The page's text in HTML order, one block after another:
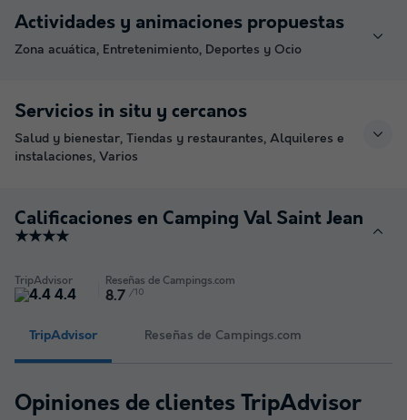
Actividades y animaciones propuestas
Zona acuática, Entretenimiento, Deportes y Ocio
Servicios in situ y cercanos
Salud y bienestar, Tiendas y restaurantes, Alquileres e
instalaciones, Varios
Calificaciones en Camping Val Saint Jean
★★★★
TripAdvisor
4.4
Reseñas de Campings.com
8.7 /10
TripAdvisor Reseñas de Campings.com
Opiniones de clientes TripAdvisor